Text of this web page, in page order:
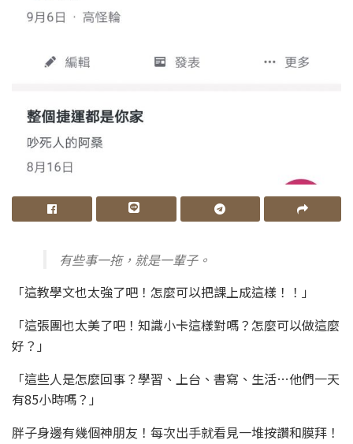
有些事一拖，就是一輩子。
「這教學文也太強了吧！怎麼可以把課上成這樣！！」
「這張團也太美了吧！知識小卡這樣對嗎？怎麼可以做這麼
好？」
「這些人是怎麼回事？學習、上台、書寫、生活…他們一天
有85小時嗎？」
胖子身邊有幾個神朋友！每次出手就看見一堆按讚和膜拜！